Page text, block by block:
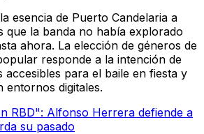
esencia de Puerto Candelaria a
que la banda no había explorado
ahora. La elección de géneros de
responde a la intención de
accesibles para el baile en fiesta y
entornos digitales.
RBD": Alfonso Herrera defiende a
su pasado